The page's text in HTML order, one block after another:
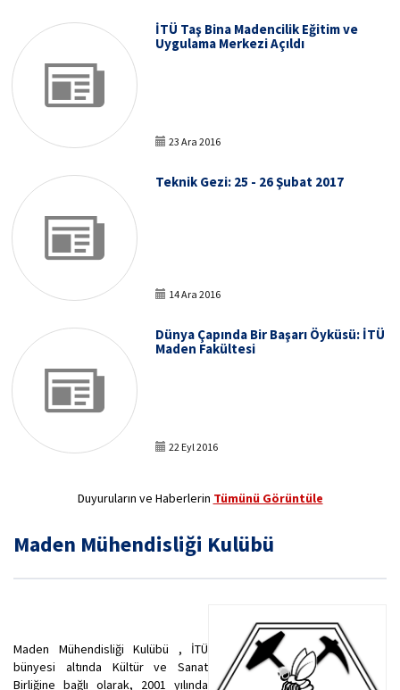
İTÜ Taş Bina Madencilik Eğitim ve
Uygulama Merkezi Açıldı
23 Ara 2016
Teknik Gezi: 25 - 26 Şubat 2017
14 Ara 2016
Dünya Çapında Bir Başarı Öyküsü: İTÜ
Maden Fakültesi
22 Eyl 2016
Duyuruların ve Haberlerin Tümünü Görüntüle
Maden Mühendisliği Kulübü
Maden Mühendisliği Kulübü , İTÜ
bünyesi altında Kültür ve Sanat
Birliğine bağlı olarak, 2001 yılında